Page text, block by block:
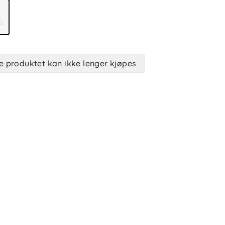
produktet kan ikke lenger kjøpes